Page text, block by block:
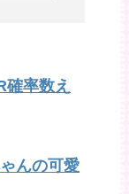
確率数え
んの可愛